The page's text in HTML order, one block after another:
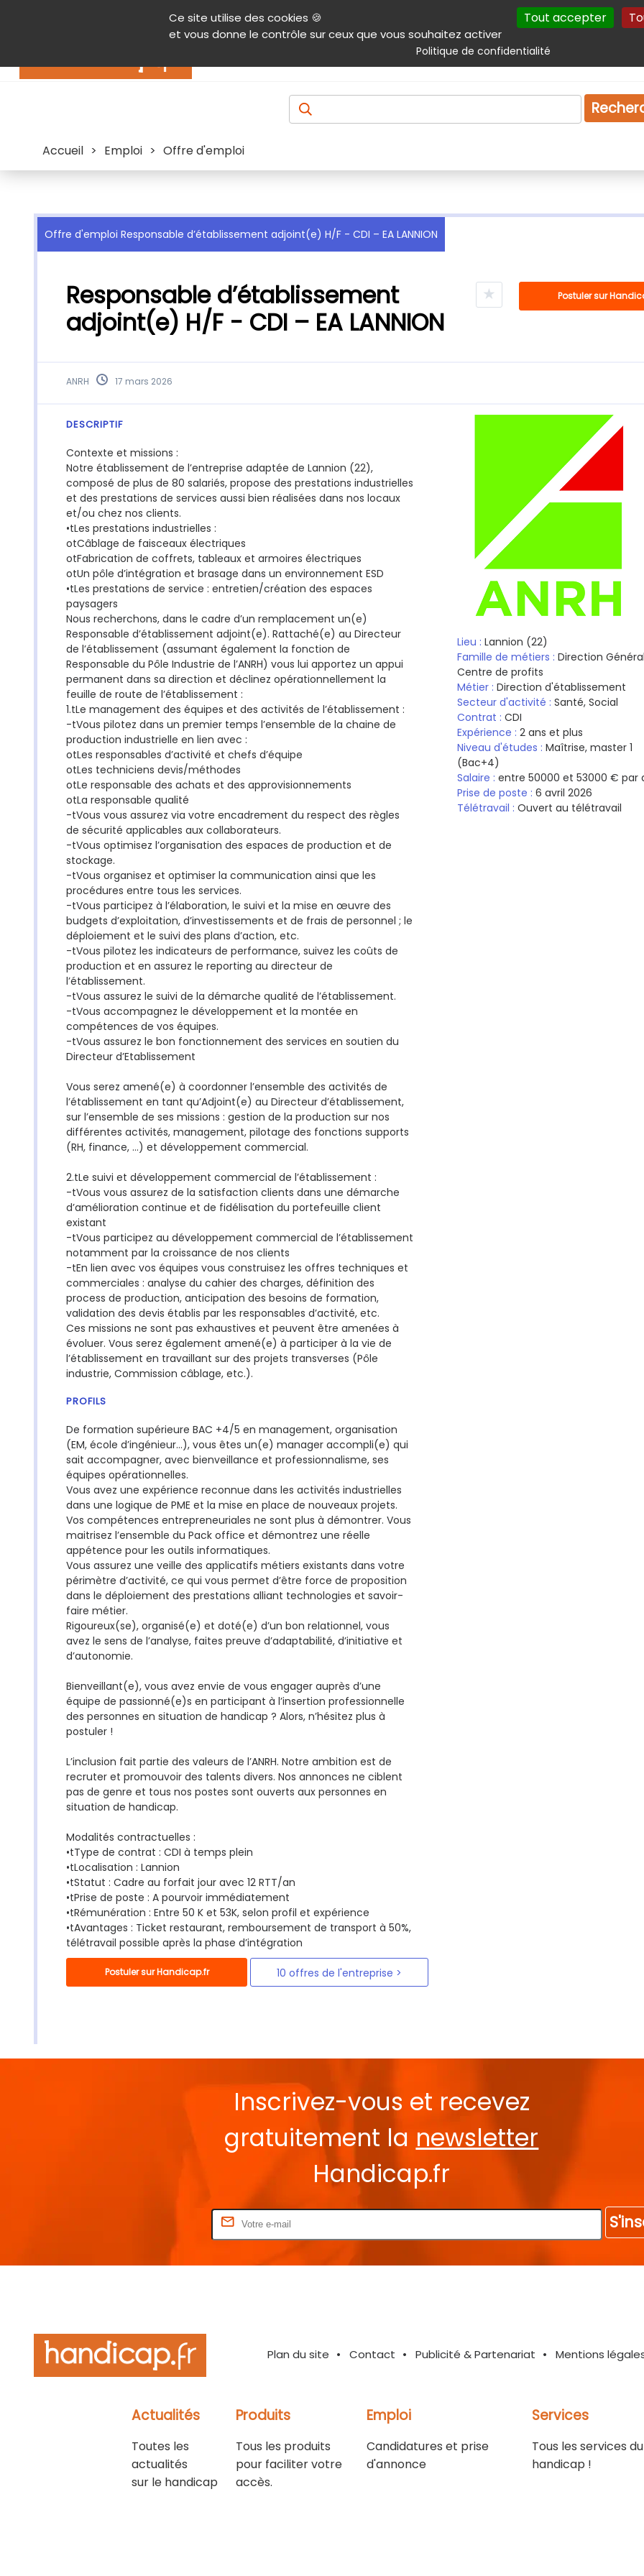
Ce site utilise des cookies 🍪
et vous donne le contrôle sur ceux que vous souhaitez activer
Tout accepter
Politique de confidentialité
Contenu Aide et accessibilité Menu principal Autres services Plan du site
Produits & services Emploi Droit
Accueil > Emploi > Offre d'emploi
Offre d'emploi Responsable d’établissement adjoint(e) H/F - CDI – EA LANNION
Responsable d’établissement
adjoint(e) H/F - CDI – EA LANNION
★ Postuler sur
ANRH 17 mars 2026
DESCRIPTIF
Contexte et missions :
Notre établissement de l’entreprise adaptée de Lannion (22),
composé de plus de 80 salariés, propose des prestations industrielles
et des prestations de services aussi bien réalisées dans nos locaux
et/ou chez nos clients.
•tLes prestations industrielles :
otCâblage de faisceaux électriques
otFabrication de coffrets, tableaux et armoires électriques
otUn pôle d’intégration et brasage dans un environnement ESD
•tLes prestations de service : entretien/création des espaces
paysagers
Nous recherchons, dans le cadre d’un remplacement un(e)
Responsable d’établissement adjoint(e). Rattaché(e) au Directeur
de l’établissement (assumant également la fonction de
Responsable du Pôle Industrie de l’ANRH) vous lui apportez un appui
permanent dans sa direction et déclinez opérationnellement la
feuille de route de l’établissement :
1.tLe management des équipes et des activités de l’établissement :
-tVous pilotez dans un premier temps l’ensemble de la chaine de
production industrielle en lien avec :
otLes responsables d’activité et chefs d’équipe
otLes techniciens devis/méthodes
otLe responsable des achats et des approvisionnements
otLa responsable qualité
-tVous vous assurez via votre encadrement du respect des règles
de sécurité applicables aux collaborateurs.
-tVous optimisez l’organisation des espaces de production et de
stockage.
-tVous organisez et optimiser la communication ainsi que les
procédures entre tous les services.
-tVous participez à l’élaboration, le suivi et la mise en œuvre des
budgets d’exploitation, d’investissements et de frais de personnel ; le
déploiement et le suivi des plans d’action, etc.
-tVous pilotez les indicateurs de performance, suivez les coûts de
production et en assurez le reporting au directeur de
l’établissement.
-tVous assurez le suivi de la démarche qualité de l’établissement.
-tVous accompagnez le développement et la montée en
compétences de vos équipes.
-tVous assurez le bon fonctionnement des services en soutien du
Directeur d’Etablissement
Vous serez amené(e) à coordonner l’ensemble des activités de
l’établissement en tant qu’Adjoint(e) au Directeur d’établissement,
sur l’ensemble de ses missions : gestion de la production sur nos
différentes activités, management, pilotage des fonctions supports
(RH, finance, …) et développement commercial.
2.tLe suivi et développement commercial de l’établissement :
-tVous vous assurez de la satisfaction clients dans une démarche
d’amélioration continue et de fidélisation du portefeuille client
existant
-tVous participez au développement commercial de l’établissement
notamment par la croissance de nos clients
-tEn lien avec vos équipes vous construisez les offres techniques et
commerciales : analyse du cahier des charges, définition des
process de production, anticipation des besoins de formation,
validation des devis établis par les responsables d’activité, etc.
Ces missions ne sont pas exhaustives et peuvent être amenées à
évoluer. Vous serez également amené(e) à participer à la vie de
l’établissement en travaillant sur des projets transverses (Pôle
industrie, Commission câblage, etc.).
PROFILS
De formation supérieure BAC +4/5 en management, organisation
(EM, école d’ingénieur…), vous êtes un(e) manager accompli(e) qui
sait accompagner, avec bienveillance et professionnalisme, ses
équipes opérationnelles.
Vous avez une expérience reconnue dans les activités industrielles
dans une logique de PME et la mise en place de nouveaux projets.
Vos compétences entrepreneuriales ne sont plus à démontrer. Vous
maitrisez l’ensemble du Pack office et démontrez une réelle
appétence pour les outils informatiques.
Vous assurez une veille des applicatifs métiers existants dans votre
périmètre d’activité, ce qui vous permet d’être force de proposition
dans le déploiement des prestations alliant technologies et savoir-
faire métier.
Rigoureux(se), organisé(e) et doté(e) d’un bon relationnel, vous
avez le sens de l’analyse, faites preuve d’adaptabilité, d’initiative et
d’autonomie.
Bienveillant(e), vous avez envie de vous engager auprès d’une
équipe de passionné(e)s en participant à l’insertion professionnelle
des personnes en situation de handicap ? Alors, n’hésitez plus à
postuler !
L’inclusion fait partie des valeurs de l’ANRH. Notre ambition est de
recruter et promouvoir des talents divers. Nos annonces ne ciblent
pas de genre et tous nos postes sont ouverts aux personnes en
situation de handicap.
Modalités contractuelles :
•tType de contrat : CDI à temps plein
•tLocalisation : Lannion
•tStatut : Cadre au forfait jour avec 12 RTT/an
•tPrise de poste : A pourvoir immédiatement
•tRémunération : Entre 50 K et 53K, selon profil et expérience
•tAvantages : Ticket restaurant, remboursement de transport à 50%,
télétravail possible après la phase d’intégration
Postuler sur Handicap.fr 10 offres de l'entreprise
Lieu : Lannion (22)
Famille de métiers : Direction
Centre de profits
Métier : Direction d'établissement
Secteur d'activité : Santé, Social
Contrat : CDI
Expérience : 2 ans et plus
Niveau d'études : Maîtrise, master 1
(Bac+4)
Salaire : entre 50000 et 53000 € par
Prise de poste : 6 avril 2026
Télétravail : Ouvert au télétravail
Inscrivez-vous et recevez
gratuitement la newsletter
Handicap.fr
Plan du site Contact Publicité & Partenariat Mentions
Actualités
Toutes les
actualités
sur le handicap
Produits
Tous les produits
pour faciliter votre
accès.
Emploi
Candidatures et prise
d'annonce
Services
Tous les services du
handicap !